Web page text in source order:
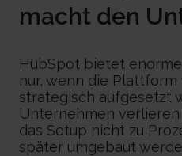
macht den
HubSpot bietet
nur, wenn die Plattform
strategisch aufgesetzt
Unternehmen verlieren
das Setup nicht zu
später umgebaut